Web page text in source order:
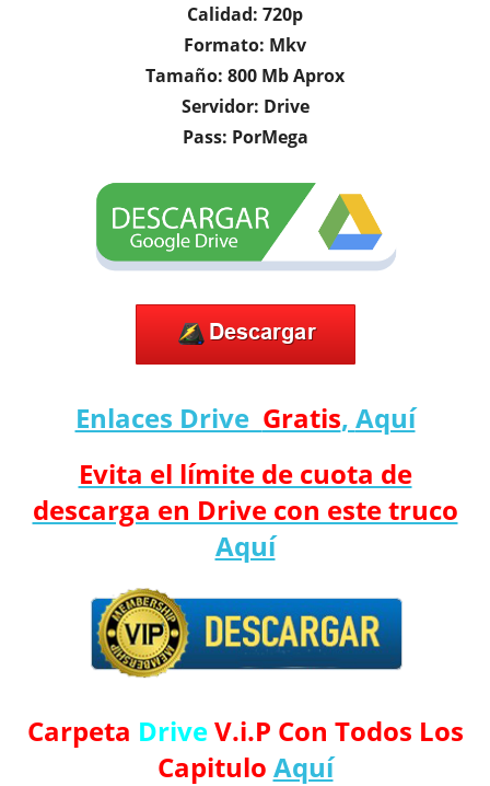
Calidad: 720p
Formato: Mkv
Tamaño: 800 Mb Aprox
Servidor: Drive
Pass: PorMega
Enlaces Drive Gratis, Aquí
Evita el límite de cuota de
descarga en Drive con este truco
Aquí
Carpeta DriveV.i.P Con Todos Los
Capitulo Aquí